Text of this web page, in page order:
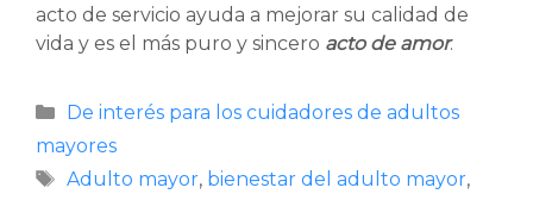
acto de servicio ayuda a mejorar su calidad de
vida y es el más puro y sincero acto de amor.
Categorías
De interés para los cuidadores de adultos
mayores
Etiquetas
Adulto mayor, bienestar del adulto mayor,